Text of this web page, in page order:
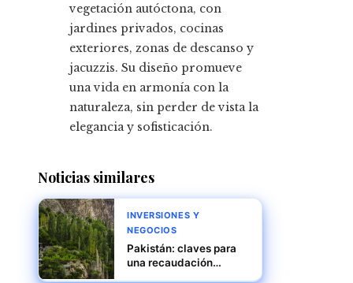
vegetación autóctona, con
jardines privados, cocinas
exteriores, zonas de descanso y
jacuzzis. Su diseño promueve
una vida en armonía con la
naturaleza, sin perder de vista la
elegancia y sofisticación.
Noticias similares
INVERSIONES Y
NEGOCIOS
Pakistán: claves para
una recaudación